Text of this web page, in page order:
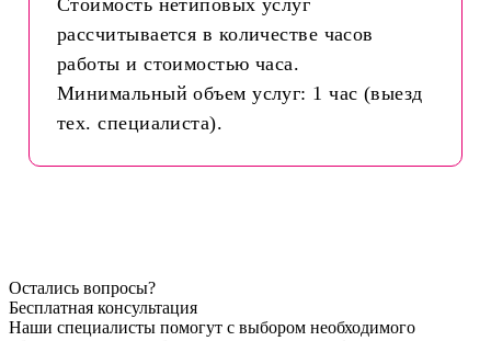
Стоимость нетиповых услуг
рассчитывается в количестве часов
работы и стоимостью часа.
Минимальный объем услуг: 1 час (выезд
тех. специалиста).
Остались вопросы?
Бесплатная консультация
Наши специалисты помогут с выбором необходимого